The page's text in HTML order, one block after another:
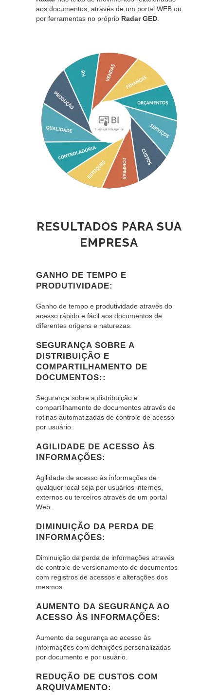
aos documentos, através de um portal WEB ou
por ferramentas no próprio Radar GED
RESULTADOS PARA SUA
EMPRESA
GANHO DE TEMPO E
PRODUTIVIDADE:
Ganho de tempo e produtividade através do
acesso rápido e fácil aos documentos de
diferentes origens e naturezas.
SEGURANÇA SOBRE A
DISTRIBUIÇÃO E
COMPARTILHAMENTO DE
DOCUMENTOS::
Segurança sobre a distribuição e
compartilhamento de documentos através de
rotinas automatizadas de controle de acesso
por usuário.
AGILIDADE DE ACESSO ÀS
INFORMAÇÕES:
Agilidade de acesso às informações de
qualquer local seja por usuários internos,
externos ou terceiros através de um portal
Web.
DIMINUIÇÃO DA PERDA DE
INFORMAÇÕES:
Diminuição da perda de informações através
do controle de versionamento de documentos
com registros de acessos e alterações dos
mesmos.
AUMENTO DA SEGURANÇA AO
ACESSO ÀS INFORMAÇÕES:
Aumento da segurança ao acesso às
informações com definições personalizadas
por documento e por usuário.
REDUÇÃO DE CUSTOS COM
ARQUIVAMENTO: